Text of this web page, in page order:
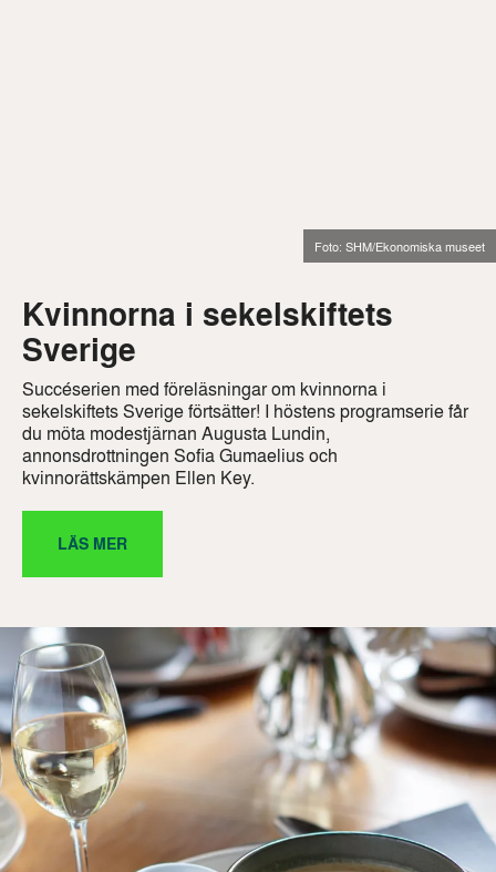
Kvinnorna i sekelskiftets
Sverige
Succéserien med föreläsningar om kvinnorna i
sekelskiftets Sverige förtsätter! I höstens programserie får
du möta modestjärnan Augusta Lundin,
annonsdrottningen Sofia Gumaelius och
kvinnorättskämpen Ellen Key.
LÄS MER
Foto: SHM/Ekonomiska museet